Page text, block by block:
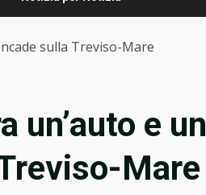
sulla Treviso-Mare
un’auto e un
Mare